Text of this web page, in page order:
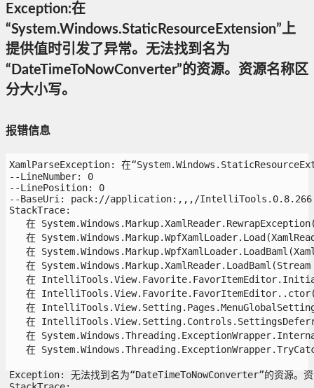
Exception:在
“System.Windows.StaticResourceExtension”上
提供值时引发了异常。无法找到名为
“DateTimeToNowConverter”的资源。资源名称区
分大小写。
报错信息
XamlParseException: 在
--LineNumber: 0
--LinePosition: 0
--BaseUri: pack://application:,,,/
StackTrace:
在
在
在
在
在
在
在
在
在
在
Exception: 无法找到名为“DateTimeToNowConverter”的资源。资